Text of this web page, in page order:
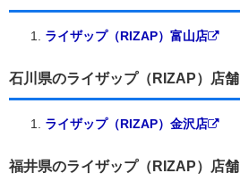
ライザップ（RIZAP）富山店
石川県のライザップ（RIZAP）店舗
ライザップ（RIZAP）金沢店
福井県のライザップ（RIZAP）店舗